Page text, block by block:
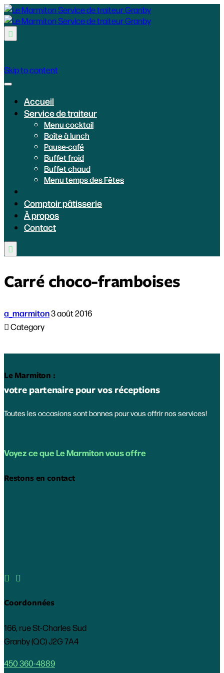

Skip to content
Accueil
Service de traiteur
Menu cocktail
Boîte à lunch
Pause-café
Buffet froid
Buffet chaud
Menu temps des Fêtes
Comptoir pâtisserie
À propos
Contact

Carré choco-framboises
a_marmiton3 août 2016
Category
Le Marmiton :
votre partenaire pour vos réceptions
Toutes les occasions sont bonnes pour vous offrir nos services!
Voyez ce que Le Marmiton vous offre
Restons en contact
 
Coordonnées
166, rue St-Charles Sud
Granby (QC) J2G 7A4
450 360-4889